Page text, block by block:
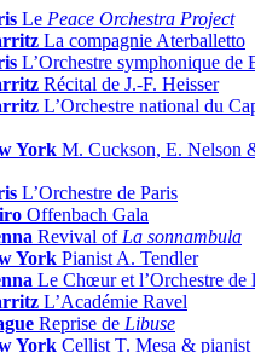
Le Peace Orchestra Project
La compagnie Aterballetto
L’Orchestre symphonique de
Récital de J.‑F. Heisser
L’Orchestre national du
York M. Cuckson, E. Nelson
L’Orchestre de Paris
Offenbach Gala
Revival of La sonnambula
York Pianist A. Tendler
Le Chœur et l’Orchestre de
L’Académie Ravel
Reprise de Libuse
York Cellist T. Mesa &